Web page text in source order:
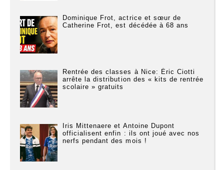
Dominique Frot, actrice et sœur de
Catherine Frot, est décédée à 68 ans
Rentrée des classes à Nice: Éric Ciotti
arrête la distribution des « kits de rentrée
scolaire » gratuits
Iris Mittenaere et Antoine Dupont
officialisent enfin : ils ont joué avec nos
nerfs pendant des mois !